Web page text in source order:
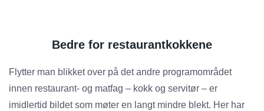
Bedre for restaurantkokkene
Flytter man blikket over på det andre programområdet
innen restaurant- og matfag – kokk og servitør – er
imidlertid bildet som møter en langt mindre blekt. Her har